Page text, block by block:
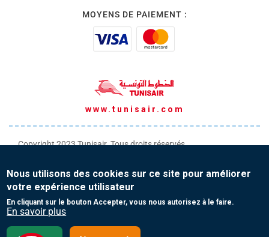
MOYENS DE PAIEMENT :
www.tunisair.com
Copyright 2023 Tunisair. Tous droits réservés
Conditions générales de Vente
Protection de vos données personnelles
Nous utilisons des cookies sur ce site pour améliorer
votre expérience utilisateur
En cliquant sur le bouton Accepter, vous nous autorisez à le faire.
En savoir plus